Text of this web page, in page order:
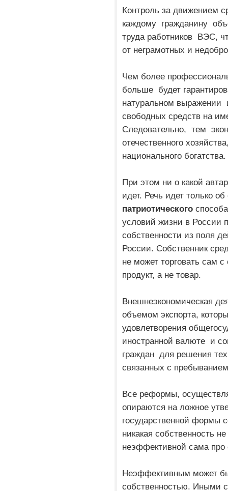
Контроль за движением
каждому гражданину
труда работников ВЭС,
от неграмотных и
Чем более
больше будет
натуральном выражении
свободных средств на
Следовательно, тем
отечественного
национального богатства.
При этом ни о какой
идет. Речь идет только
патриотического
условий жизни в России
собственности из поля
России. Собственник
не может торговать сам
продукт, а не товар.
Внешнеэкономическая
объемом экспорта,
удовлетворения
иностранной валюте и
граждан для решения
связанных с
Все реформы,
опираются на ложное
государственной формы
никакая собственность
неэффективной сама про
Неэффективным может
собственностью. Иными